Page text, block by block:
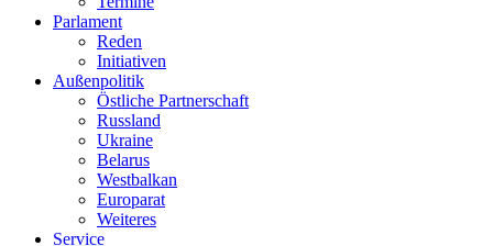
Parlament
Reden
Initiativen
Außenpolitik
Östliche Partnerschaft
Russland
Ukraine
Belarus
Westbalkan
Europarat
Weiteres
Service